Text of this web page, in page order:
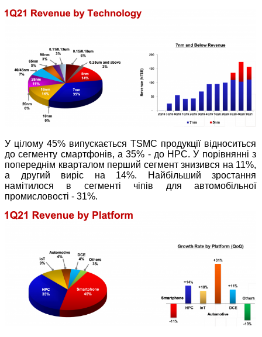
У цілому 45% випускається TSMC продукції відноситься
до сегменту смартфонів, а 35% - до HPC. У порівнянні з
попереднім кварталом перший сегмент знизився на 11%,
а другий виріс на 14%. Найбільший зростання
намітилося в сегменті чіпів для автомобільної
промисловості - 31%.